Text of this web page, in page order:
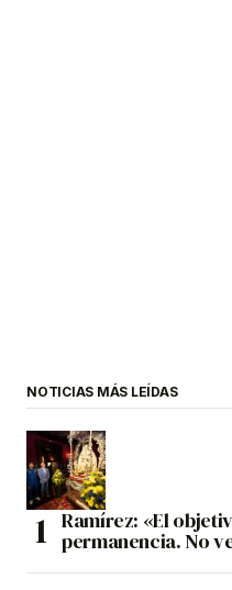
NOTICIAS MÁS LEÍDAS
Ramírez: «El
permanencia. No